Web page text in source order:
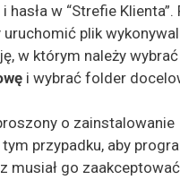
w “Strefie Klienta”.
plik
w którym należy
i wybrać folder
o zainstalowanie
tym przypadku, aby
musiał go